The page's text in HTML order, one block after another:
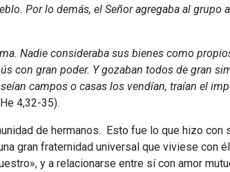
Por lo demás, el Señor agregaba al grupo
Nadie consideraba sus bienes como
con gran poder. Y gozaban todos de gran
campos o casas los vendían, traían el
4,32-35).
de hermanos. Esto fue lo que hizo
gran fraternidad universal que viviese con
y a relacionarse entre sí con amor